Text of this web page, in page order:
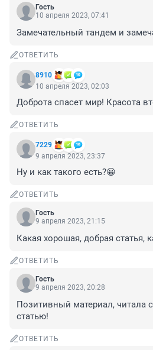
Гость
10 апреля 2023, 07:41
Замечательный тандем и
ОТВЕТИТЬ
8910
10 апреля 2023, 02:03
Доброта спасет мир! Красота
ОТВЕТИТЬ
7229
9 апреля 2023, 23:37
Ну и как такого есть?😀
ОТВЕТИТЬ
Гость
9 апреля 2023, 21:15
Какая хорошая, добрая статья,
ОТВЕТИТЬ
Гость
9 апреля 2023, 20:28
Позитивный материал, читала
статью!
ОТВЕТИТЬ